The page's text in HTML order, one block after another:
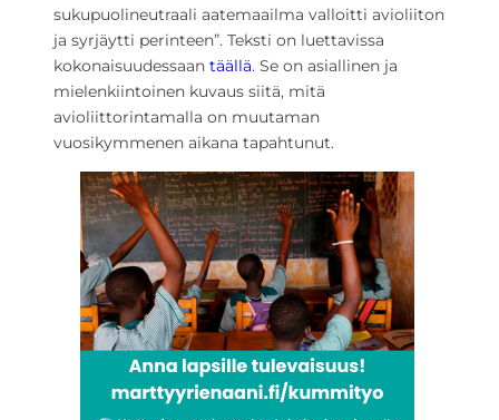
sukupuolineutraali aatemaailma valloitti avioliiton
ja syrjäytti perinteen”. Teksti on luettavissa
kokonaisuudessaan täällä. Se on asiallinen ja
mielenkiintoinen kuvaus siitä, mitä
avioliittorintamalla on muutaman
vuosikymmenen aikana tapahtunut.